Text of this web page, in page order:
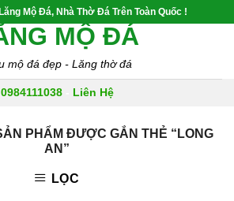
Mộ Đá, Nhà Thờ Đá Trên Toàn Quốc !
MỘ ĐÁ
mộ đá đẹp - Lăng thờ đá
0984111038- Liên Hệ
PHẨM ĐƯỢC GẮN THẺ “LONG
AN”
LỌC